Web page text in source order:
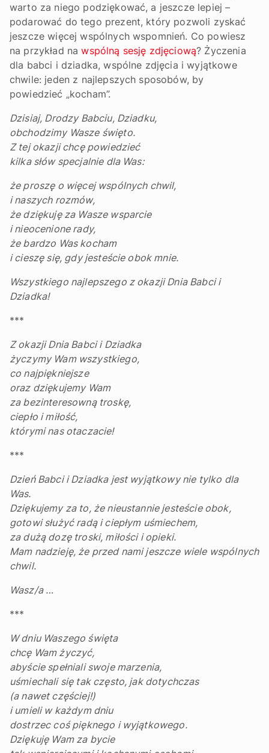
warto za niego podziękować, a jeszcze lepiej –
podarować do tego prezent, który pozwoli zyskać
jeszcze więcej wspólnych wspomnień. Co powiesz
na przykład nawspólną sesję zdjęciową? Życzenia
dla babci i dziadka, wspólne zdjęcia i wyjątkowe
chwile: jeden z najlepszych sposobów, by
powiedzieć „kocham”.
Dzisiaj, Drodzy Babciu, Dziadku,
obchodzimy Wasze święto.
Z tej okazji chcę powiedzieć
kilka słów specjalnie dla Was:
że proszę o więcej wspólnych chwil,
i naszych rozmów,
że dziękuję za Wasze wsparcie
i nieocenione rady,
że bardzo Was kocham
i cieszę się, gdy jesteście obok mnie.
Wszystkiego najlepszego z okazji Dnia Babci i
Dziadka!
***
Z okazji Dnia Babci i Dziadka
życzymy Wam wszystkiego,
co najpiękniejsze
oraz dziękujemy Wam
za bezinteresowną troskę,
ciepło i miłość,
którymi nas otaczacie!
***
Dzień Babci i Dziadka jest wyjątkowy nie tylko dla
Was.
Dziękujemy za to, że nieustannie jesteście obok,
gotowi służyć radą i ciepłym uśmiechem,
za dużą dozę troski, miłości i opieki.
Mam nadzieję, że przed nami jeszcze wiele wspólnych
chwil.
Wasz/a …
***
W dniu Waszego święta
chcę Wam życzyć,
abyście spełniali swoje marzenia,
uśmiechali się tak często, jak dotychczas
(a nawet częściej!)
i umieli w każdym dniu
dostrzec coś pięknego i wyjątkowego.
Dziękuję Wam za bycie